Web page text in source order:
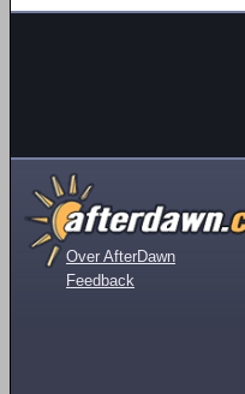
Over AfterDawn
Feedback